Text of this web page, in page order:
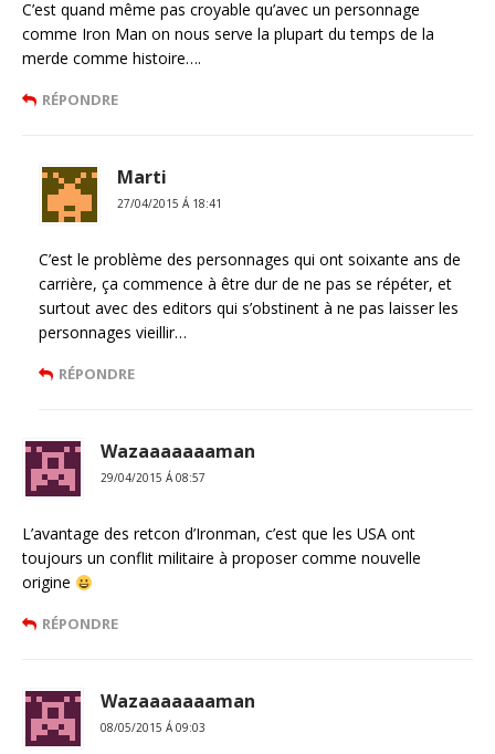
C’est quand même pas croyable qu’avec un personnage
comme Iron Man on nous serve la plupart du temps de la
merde comme histoire….
RÉPONDRE
Marti
27/04/2015 Á 18:41
C’est le problème des personnages qui ont soixante ans de
carrière, ça commence à être dur de ne pas se répéter, et
surtout avec des editors qui s’obstinent à ne pas laisser les
personnages vieillir…
RÉPONDRE
Wazaaaaaaaman
29/04/2015 Á 08:57
L’avantage des retcon d’Ironman, c’est que les USA ont
toujours un conflit militaire à proposer comme nouvelle
origine
RÉPONDRE
Wazaaaaaaaman
08/05/2015 Á 09:03